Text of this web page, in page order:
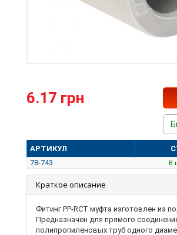
6.17 грн
АРТИКУЛ
78-743
В
Краткое описание
Фитинг PP-RCT муфта изготовлен из
Предназначен для прямого
полипропиленовых труб одного